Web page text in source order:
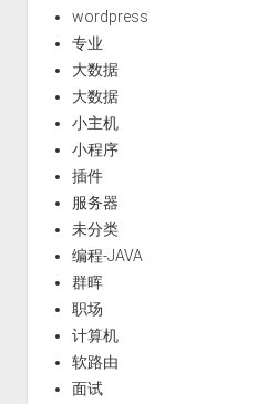
wordpress
专业
大数据
大数据
小主机
小程序
插件
服务器
未分类
编程-JAVA
群晖
职场
计算机
软路由
面试